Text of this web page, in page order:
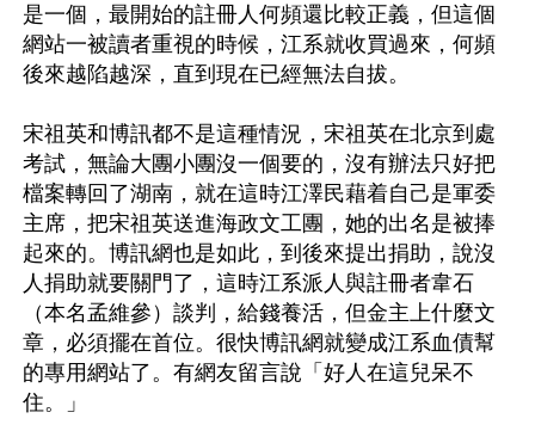
是一個，最開始的註冊人何頻還比較正義，但這個
網站一被讀者重視的時候，江系就收買過來，何頻
後來越陷越深，直到現在已經無法自拔。
宋祖英和博訊都不是這種情況，宋祖英在北京到處
考試，無論大團小團沒一個要的，沒有辦法只好把
檔案轉回了湖南，就在這時江澤民藉着自己是軍委
主席，把宋祖英送進海政文工團，她的出名是被捧
起來的。博訊網也是如此，到後來提出捐助，說沒
人捐助就要關門了，這時江系派人與註冊者韋石
（本名孟維參）談判，給錢養活，但金主上什麼文
章，必須擺在首位。很快博訊網就變成江系血債幫
的專用網站了。有網友留言說「好人在這兒呆不
住。」